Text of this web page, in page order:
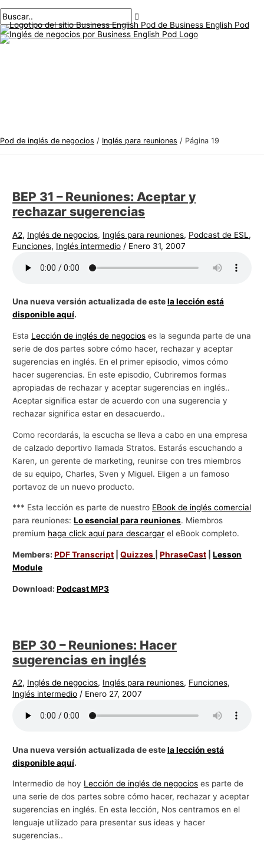
al
contenido
principal
Pod de inglés de negocios / Inglés para reuniones / Página 19
BEP 31 – Reuniones: Aceptar y
rechazar sugerencias
A2, Inglés de negocios, Inglés para reuniones, Podcast de ESL ,
Funciones, Inglés intermedio / Enero 31, 2007
Una nueva versión actualizada de estela lección está
disponible aquí.
Esta Lección de inglés de negocios es la segunda parte de una
serie de dos partes sobre cómo hacer, rechazar y aceptar
sugerencias en inglés. En el primer episodio, vimos cómo
hacer sugerencias. En este episodio, Cubriremos formas
apropiadas de rechazar y aceptar sugerencias en inglés..
Aceptar significa estar de acuerdo con una sugerencia y
rechazar significa estar en desacuerdo..
Como recordarás, la escucha se lleva a cabo en una empresa
de calzado deportivo llamada Stratos. Estarás escuchando a
Karen, un gerente de marketing, reunirse con tres miembros
de su equipo, Charles, Sven y Miguel. Eligen a un famoso
portavoz de un nuevo producto.
*** Esta lección es parte de nuestro EBook de inglés comercial
para reuniones:Lo esencial para reuniones. Miembros
premium haga click aquí para descargar el eBook completo.
Members:PDF Transcript |Quizzes |PhraseCast |Lesson
Module
Download:Podcast MP3
BEP 30 – Reuniones: Hacer
sugerencias en inglés
A2, Inglés de negocios, Inglés para reuniones, Funciones,
Inglés intermedio / Enero 27, 2007
Una nueva versión actualizada de estela lección está
disponible aquí.
Intermedio de hoy Lección de inglés de negocios es parte de
una serie de dos partes sobre cómo hacer, rechazar y aceptar
sugerencias en inglés. En esta lección, Nos centramos en el
lenguaje utilizado para presentar sus ideas y hacer
sugerencias..
de
publicaciones
T
e
m
s
d
e
n
c
o
B
u
s